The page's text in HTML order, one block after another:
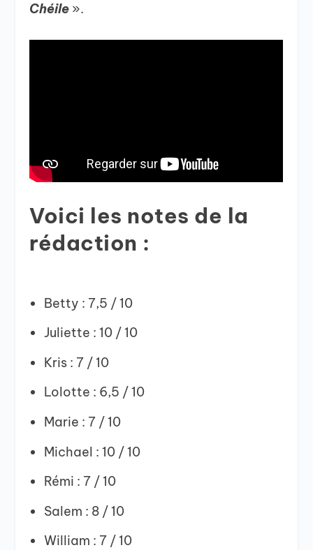
Chéile ».
Voici les notes de la
rédaction :
Betty : 7,5 / 10
Juliette : 10 / 10
Kris : 7 / 10
Lolotte : 6,5 / 10
Marie : 7 / 10
Michael : 10 / 10
Rémi : 7 / 10
Salem : 8 / 10
William : 7 / 10